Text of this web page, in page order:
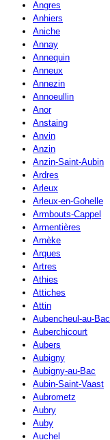
Angres
Anhiers
Aniche
Annay
Annequin
Anneux
Annezin
Annoeullin
Anor
Anstaing
Anvin
Anzin
Anzin-Saint-Aubin
Ardres
Arleux
Arleux-en-Gohelle
Armbouts-Cappel
Armentières
Arnèke
Arques
Artres
Athies
Attiches
Attin
Aubencheul-au-Bac
Auberchicourt
Aubers
Aubigny
Aubigny-au-Bac
Aubin-Saint-Vaast
Aubrometz
Aubry
Auby
Auchel